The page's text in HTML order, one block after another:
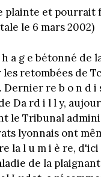
plainte et
le 6 mars 2002)
a g e bétonné de
retombées de
re b o n d i
Da rd i l l y,
le Tribunal
lyonnais ont
la l u m i è re,
de la